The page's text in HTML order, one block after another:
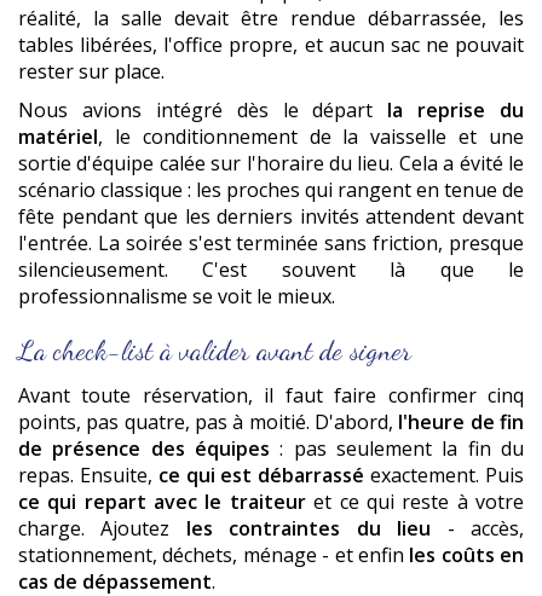
réalité, la salle devait être rendue débarrassée, les
tables libérées, l'office propre, et aucun sac ne pouvait
rester sur place.
Nous avions intégré dès le départ la reprise du
matériel, le conditionnement de la vaisselle et une
sortie d'équipe calée sur l'horaire du lieu. Cela a évité le
scénario classique : les proches qui rangent en tenue de
fête pendant que les derniers invités attendent devant
l'entrée. La soirée s'est terminée sans friction, presque
silencieusement. C'est souvent là que le
professionnalisme se voit le mieux.
La check-list à valider avant de signer
Avant toute réservation, il faut faire confirmer cinq
points, pas quatre, pas à moitié. D'abord, l'heure de fin
de présence des équipes : pas seulement la fin du
repas. Ensuite, ce qui est débarrassé exactement. Puis
ce qui repart avec le traiteuret ce qui reste à votre
charge. Ajoutez les contraintes du lieu - accès,
stationnement, déchets, ménage - et enfin les coûts en
cas de dépassement.